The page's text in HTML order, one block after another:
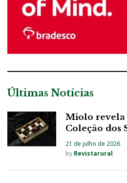
Últimas Notícias
Miolo revela
Coleção dos
21 de julho de 2026
by Revistarural